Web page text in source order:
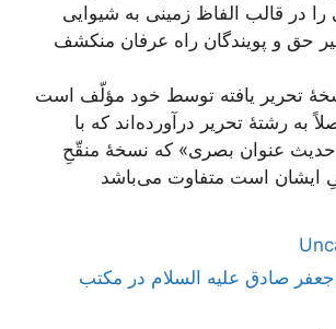
در قالب الفاظ زمینی به شیوایی
حق و پویندگان راه عرفان منکشف
تحریر یافته توسط خود مؤلّف است
به رشتۀ تحریر درآورده‌اند که با
عنوان بصری» که نسخۀ منقّحِ
ایشان است متفاوت می‌باشد
صادق عليه السلام در مكتب